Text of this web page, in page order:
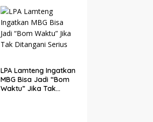
Siap Perjuangkan
Kesejahteraan Buruh
LPA Lamteng Ingatkan
MBG Bisa Jadi “Bom
Waktu” Jika Tak